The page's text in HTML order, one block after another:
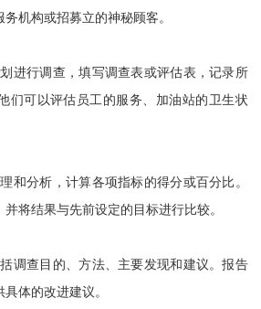
机构或招募立的神秘顾客。
进行调查，填写调查表或评估表，记录所
们可以评估员工的服务、加油站的卫生状
和分析，计算各项指标的得分或百分比。
将结果与先前设定的目标进行比较。
调查目的、方法、主要发现和建议。报告
体的改进建议。